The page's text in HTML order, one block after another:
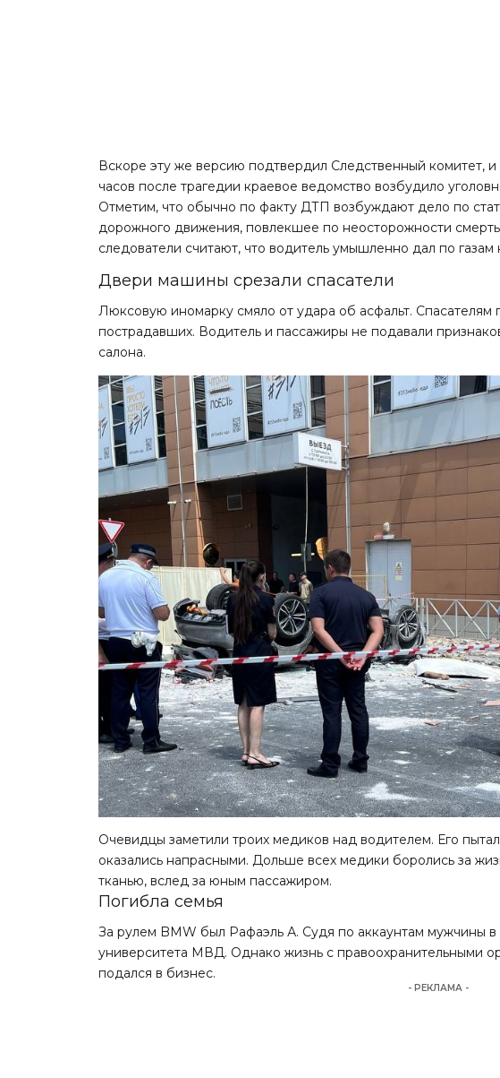
Вскоре эту же версию подтвердил Следственный комитет, и
часов после трагедии краевое ведомство возбудило
Отметим, что обычно по факту ДТП возбуждают дело по
дорожного движения, повлекшее по неосторожности
следователи считают, что водитель умышленно дал по газам
Двери машины срезали спасатели
Люксовую иномарку смяло от удара об асфальт. Спасателям
пострадавших. Водитель и пассажиры не подавали
салона.
Очевидцы заметили троих медиков над водителем. Его
оказались напрасными. Дольше всех медики боролись за
тканью, вслед за юным пассажиром.
Погибла семья
За рулем BMW был Рафаэль А. Судя по аккаунтам мужчины в
университета МВД. Однако жизнь с правоохранительными
подался в бизнес.
- РЕКЛАМА -